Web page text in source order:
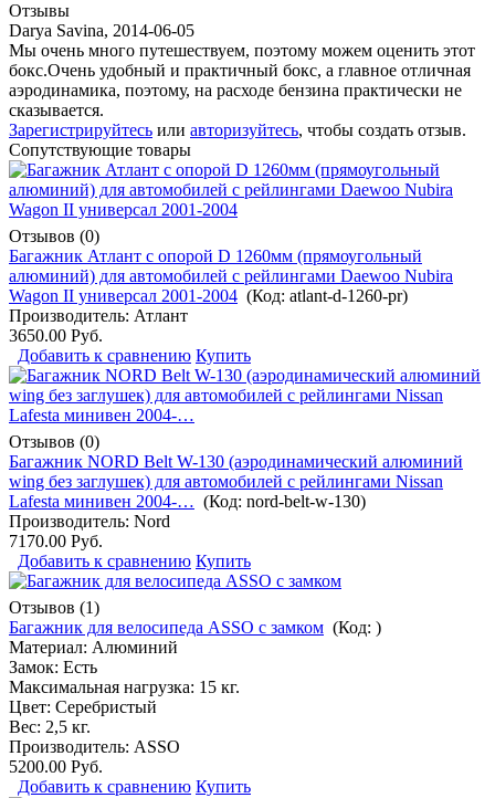
Отзывы
Darya Savina, 2014-06-05
Мы очень много путешествуем, поэтому можем оценить этот
бокс.Очень удобный и практичный бокс, а главное отличная
аэродинамика, поэтому, на расходе бензина практически не
сказывается.
Зарегистрируйтесь или авторизуйтесь, чтобы создать отзыв.
Сопутствующие товары
Отзывов (0)
Багажник Атлант с опорой D 1260мм (прямоугольный
алюминий) для автомобилей с рейлингами Daewoo Nubira
Wagon II универсал 2001-2004 (Код: atlant-d-1260-pr)
Производитель: Атлант
3650.00 Руб.
Добавить к сравнению Купить
Отзывов (0)
Багажник NORD Belt W-130 (аэродинамический алюминий
wing без заглушек) для автомобилей с рейлингами Nissan
Lafesta минивен 2004-… (Код: nord-belt-w-130)
Производитель: Nord
7170.00 Руб.
Добавить к сравнению Купить
Отзывов (1)
Багажник для велосипеда ASSO с замком (Код: )
Материал: Алюминий
Замок: Есть
Максимальная нагрузка: 15 кг.
Цвет: Серебристый
Вес: 2,5 кг.
Производитель: ASSO
5200.00 Руб.
Добавить к сравнению Купить